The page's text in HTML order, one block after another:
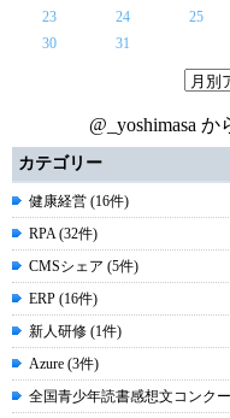
23
24 25
30
31
@_yoshimasa
カテゴリー
健康経営 (16件)
RPA (32件)
CMSシェア (5件)
ERP (16件)
新人研修 (1件)
Azure (3件)
全国青少年読書感想文コンク